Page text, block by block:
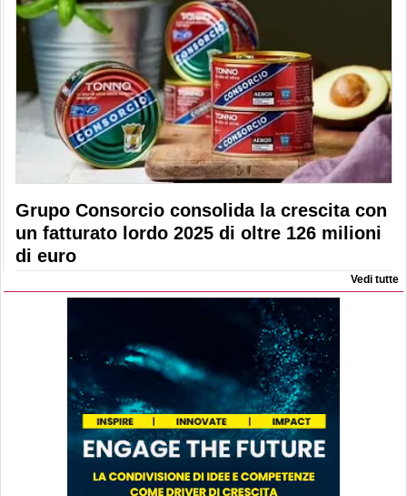
Grupo Consorcio consolida la crescita con
un fatturato lordo 2025 di oltre 126 milioni
di euro
Vedi tutte